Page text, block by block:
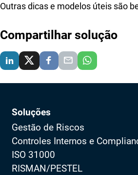
Outras dicas e modelos úteis são
Compartilhar solução
Soluções
Gestão de Riscos
Controles Internos e
ISO 31000
RISMAN/PESTEL